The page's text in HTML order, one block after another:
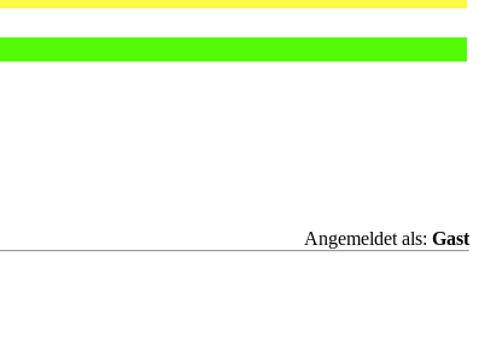
Angemeldet als: Gast